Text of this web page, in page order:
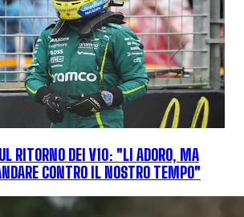
RITORNO DEI V10: "LI ADORO, MA
CONTRO IL NOSTRO TEMPO"